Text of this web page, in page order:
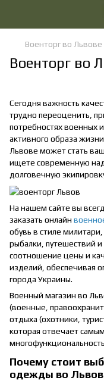
Военторг во Львове
Военторг во
Сегодня важность
трудно переоценить,
потребностях военных
активного образа
Львове может стать
ищете современную
долговечную
На нашем сайте вы
заказать онлайн
обувь в стиле
рыбалки, путешествий
соотношение цены и
изделий, обеспечивая
города Украины.
Военный магазин во
(военные,
отдыха (охотники,
которая отвечает
Почему стоит
одежды во